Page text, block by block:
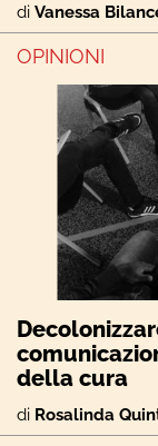
di Vanessa
OPINIONI
della cura
di Rosalinda